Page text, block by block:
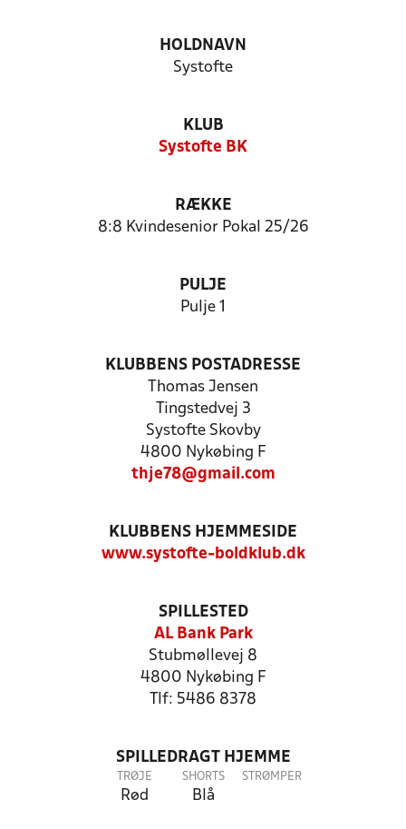
HOLDNAVN
Systofte
KLUB
Systofte BK
RÆKKE
8:8 Kvindesenior Pokal 25/26
PULJE
Pulje 1
KLUBBENS POSTADRESSE
Thomas Jensen
Tingstedvej 3
Systofte Skovby
4800 Nykøbing F
thje78@gmail.com
KLUBBENS HJEMMESIDE
www.systofte-boldklub.dk
SPILLESTED
AL Bank Park
Stubmøllevej 8
4800 Nykøbing F
Tlf: 5486 8378
SPILLEDRAGT HJEMME
TRØJE
Rød
SHORTS
Blå
STRØMPER